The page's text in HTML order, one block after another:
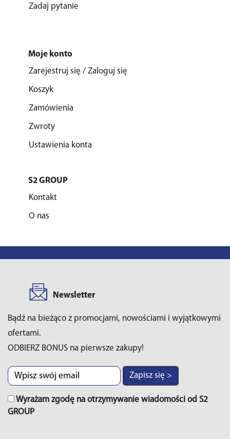
Zadaj pytanie
Moje konto
Zarejestruj się / Zaloguj się
Koszyk
Zamówienia
Zwroty
Ustawienia konta
S2 GROUP
Kontakt
O nas
Newsletter
Bądź na bieżąco z promocjami, nowościami i wyjątkowymi
ofertami.
ODBIERZ BONUS na pierwsze zakupy!
Zapisz się >
Wyrażam zgodę na otrzymywanie wiadomości od S2
GROUP